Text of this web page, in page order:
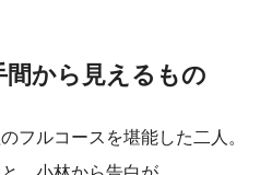
から見えるもの
フルコースを堪能した二人。